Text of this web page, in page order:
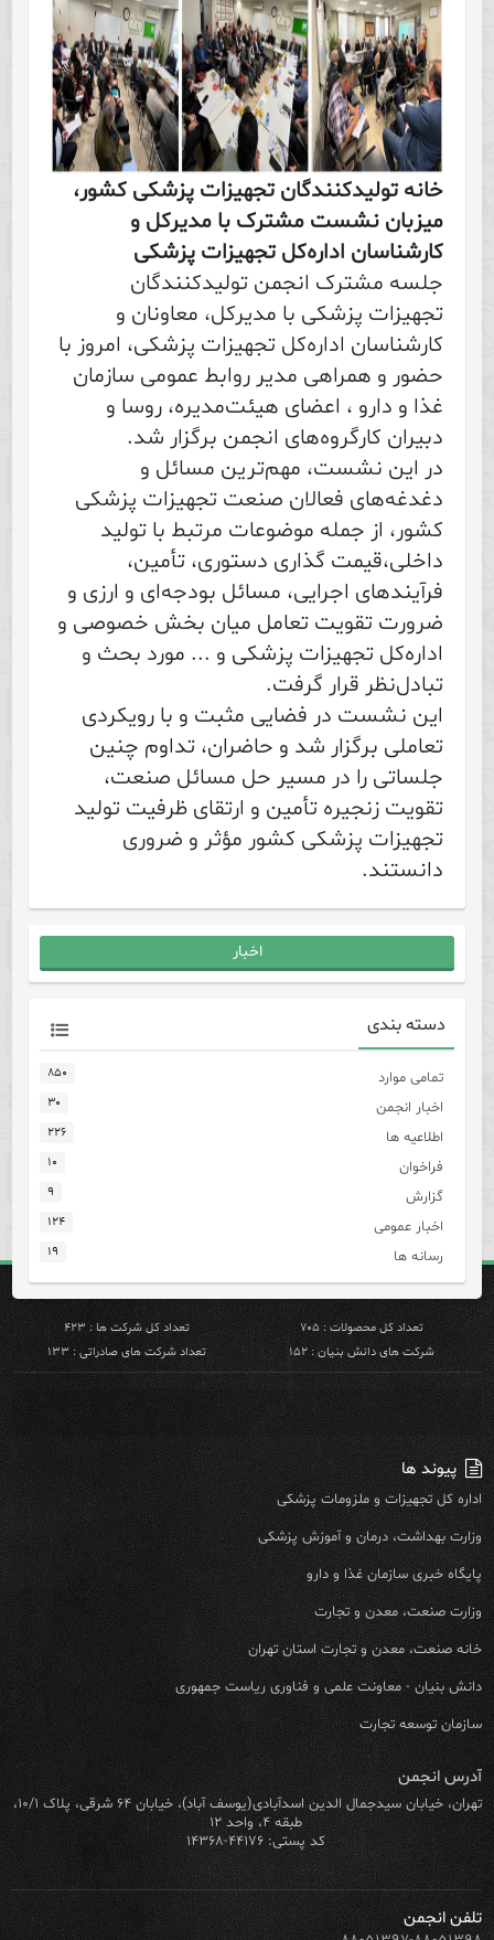
خانه تولیدکنندگان تجهیزات پزشکی کشور،
میزبان نشست مشترک با مدیرکل و
کارشناسان اداره‌کل تجهیزات پزشکی
جلسه مشترک انجمن تولیدکنندگان
تجهیزات پزشکی با مدیرکل، معاونان و
کارشناسان اداره‌کل تجهیزات پزشکی، امروز با
حضور و همراهی مدیر روابط عمومی سازمان
غذا و دارو ، اعضای هیئت‌مدیره، روسا و
دبیران کارگروه‌های انجمن برگزار شد.
در این نشست، مهم‌ترین مسائل و
دغدغه‌های فعالان صنعت تجهیزات پزشکی
کشور، از جمله موضوعات مرتبط با تولید
داخلی،قیمت گذاری دستوری، تأمین،
فرآیندهای اجرایی، مسائل بودجه‌ای و ارزی و
ضرورت تقویت تعامل میان بخش خصوصی و
اداره‌کل تجهیزات پزشکی و ... مورد بحث و
تبادل‌نظر قرار گرفت.
این نشست در فضایی مثبت و با رویکردی
تعاملی برگزار شد و حاضران، تداوم چنین
جلساتی را در مسیر حل مسائل صنعت،
تقویت زنجیره تأمین و ارتقای ظرفیت تولید
تجهیزات پزشکی کشور مؤثر و ضروری
دانستند.
اخبار
دسته بندی
تمامی موارد ۸۵۰
اخبار انجمن ۳۰
اطلاعیه ها ۲۲۶
فراخوان ۱۰
گزارش ۹
اخبار عمومی ۱۲۴
رسانه ها ۱۹
تعداد کل محصولات : ۷۰۵
تعداد کل شرکت ها : ۴۲۳
شرکت های دانش بنیان : ۱۵۲
تعداد شرکت های صادراتی : ۱۳۳
پیوند ها
اداره کل تجهیزات و ملزومات پزشکی
وزارت بهداشت، درمان و آموزش پزشکی
پایگاه خبری سازمان غذا و دارو
وزارت صنعت، معدن و تجارت
خانه صنعت، معدن و تجارت استان تهران
دانش بنیان - معاونت علمی و فناوری ریاست جمهوری
سازمان توسعه تجارت
آدرس انجمن
تهران، خیابان سیدجمال الدین اسدآبادی(یوسف آباد)، خیابان ۶۴ شرقی، پلاک ۱۰/۱،
طبقه ۴، واحد ۱۲
کد پستی: ۴۴۱۷۶-۱۴۳۶۸
تلفن انجمن